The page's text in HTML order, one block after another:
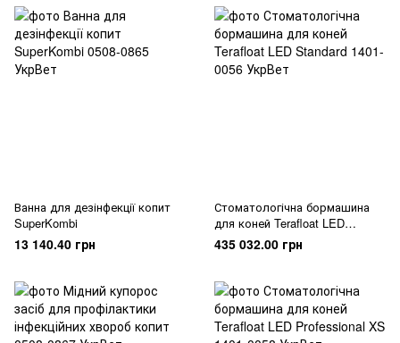
Ванна для дезінфекції копит
SuperKombi
13 140.40 грн
Стоматологічна бормашина
для коней Terafloat LED
Standard
435 032.00 грн